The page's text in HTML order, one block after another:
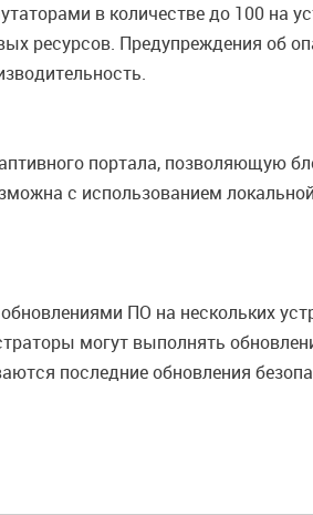
в количестве до 100 на
ресурсов. Предупреждения об
портала, позволяющую
с использованием
ПО на нескольких
могут выполнять
последние обновления